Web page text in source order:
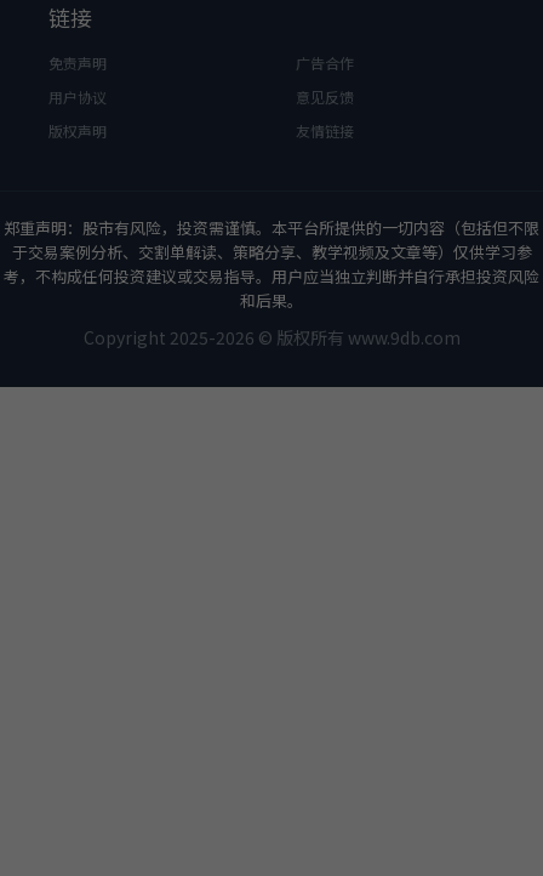
链接
免责声明
用户协议
版权声明
广告合作
意见反馈
友情链接
郑重声明：股市有风险，投资需谨慎。本平台所提供的一切内容（包括但不限
于交易案例分析、交割单解读、策略分享、教学视频及文章等）仅供学习参
考，不构成任何投资建议或交易指导。用户应当独立判断并自行承担投资风险
和后果。
Copyright 2025-2026 © 版权所有 www.9db.com